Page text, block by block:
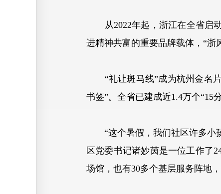
从2022年起，浙江在全省启动
进精神共富的重要品牌载体，“浙
“礼让斑马线”成为杭州金名片
书签”。全省已建成近1.4万个“15
“这个暑假，我们社区许多小孩
区党委书记诸妙茵是一位工作了
场馆，也有30多个基层服务阵地